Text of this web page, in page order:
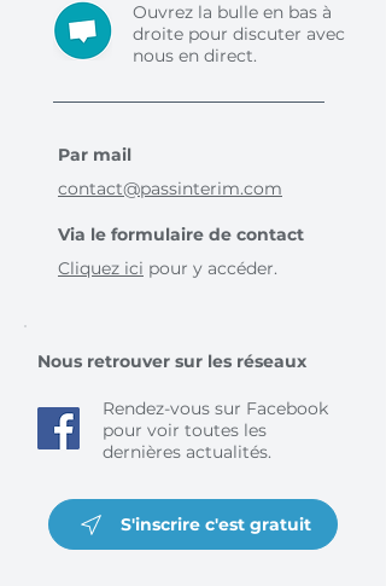
Ouvrez la bulle en bas à
droite pour discuter avec
nous en direct.
Par mail
contact@passinterim.com
Via le formulaire de contact
Cliquez ici pour y accéder.
Nous retrouver sur les réseaux
Rendez-vous sur Facebook
pour voir toutes les
dernières actualités.
S'inscrire c'est gratuit